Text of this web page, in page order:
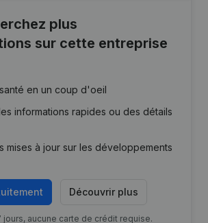
plus
sur cette entreprise
en un coup d'oeil
informations rapides ou des détails
mises à jour sur les développements
Découvrir plus
jours, aucune carte de crédit requise.